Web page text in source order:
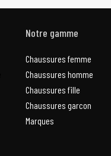
Notre gamme
Chaussures femme
Chaussures homme
Chaussures fille
Chaussures garcon
Marques